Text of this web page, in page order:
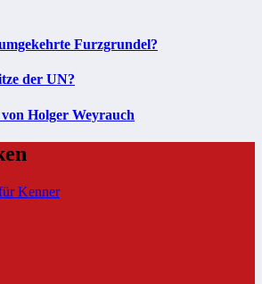
Furzgrundel?
der UN?
Holger Weyrauch
Kenner